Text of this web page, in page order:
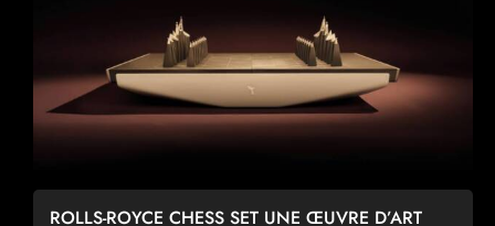
ROLLS-ROYCE CHESS SET UNE ŒUVRE D’ART